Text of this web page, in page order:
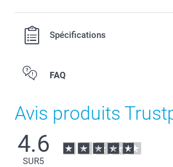
Spécifications
FAQ
Avis produits
4.6
SUR5